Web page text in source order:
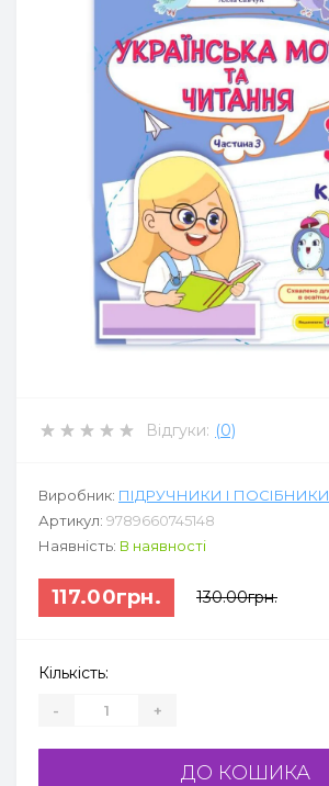
Відгуки: (0)
Виробник: ПІДРУЧНИКИ І ПОСІБНИКИ
Артикул: 9789660745148
Наявність: В наявності
117.00грн. 130.00грн.
Кількість:
- +
ДО КОШИКА